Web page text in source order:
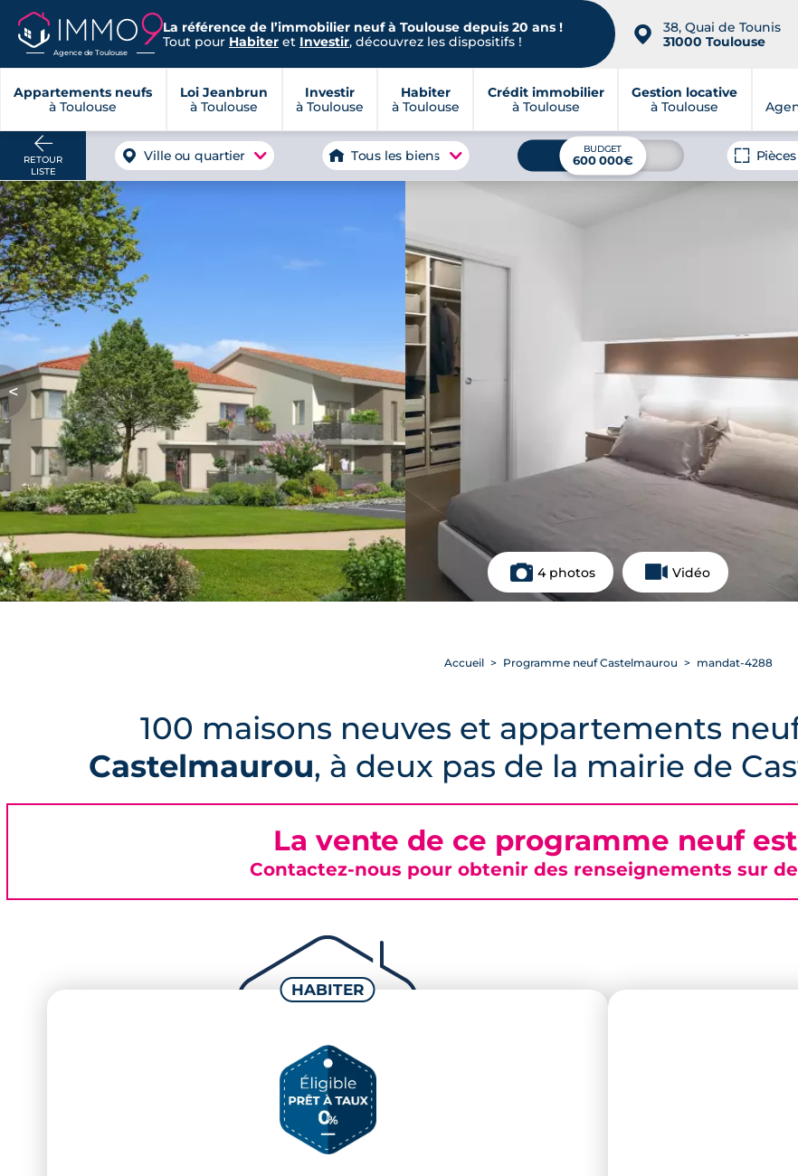
Agence de Toulouse
La référence de l’immobilier neuf à Toulouse depuis 20 ans !
Tout pour Habiter et Investir, découvrez les dispositifs ! 📍
38, Quai de Tounis
31000 Toulouse
Appartements neufs
à Toulouse
Loi Jeanbrun
à Toulouse
Investir
à Toulouse
Habiter
à Toulouse
Crédit immobilier
à Toulouse
Gestion locative
à Toulouse
RETOUR
LISTE
Ville ou quartier Tous les biens BUDGET
600 000€ Pièces
<
4 photos Vidéo
Accueil Programme neuf Castelmaurou mandat-4288
100 maisons neuves et appartements
Castelmaurou, à deux pas de la mairie de
La vente de ce programme neuf
Contactez-nous pour obtenir des renseignements sur